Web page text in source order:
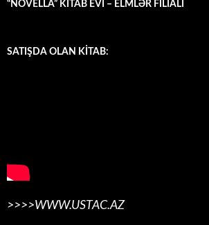
“NOVELLA” KİTAB EVİ – ELMLƏR FİLİALI
SATIŞDA OLAN KİTAB:
>>>>WWW.USTAC.AZ